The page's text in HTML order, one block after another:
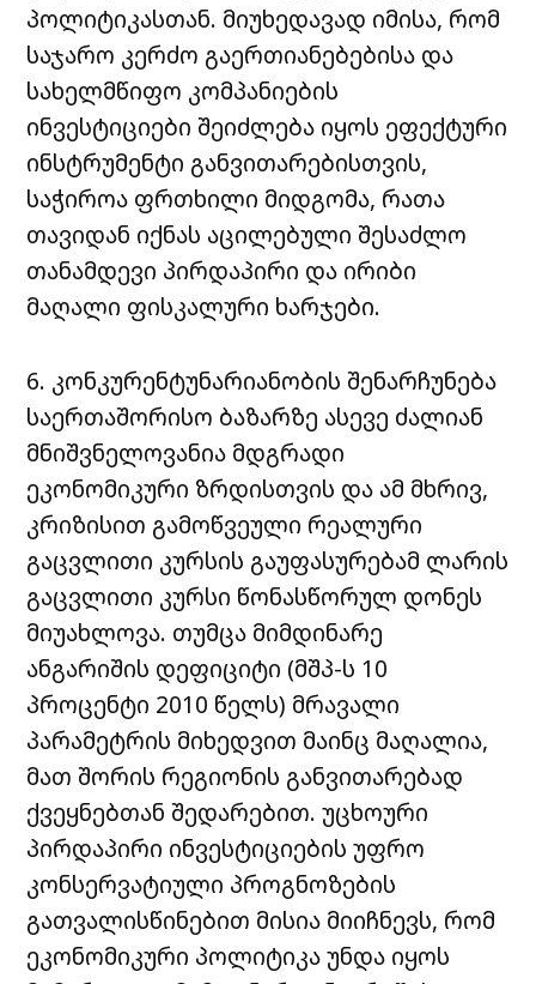
პოლიტიკასთან. მიუხედავად იმისა, რომ
საჯარო კერძო გაერთიანებებისა და
სახელმწიფო კომპანიების
ინვესტიციები შეიძლება იყოს ეფექტური
ინსტრუმენტი განვითარებისთვის,
საჭიროა ფრთხილი მიდგომა, რათა
თავიდან იქნას აცილებული შესაძლო
თანამდევი პირდაპირი და ირიბი
მაღალი ფისკალური ხარჯები.
6. კონკურენტუნარიანობის შენარჩუნება
საერთაშორისო ბაზარზე ასევე ძალიან
მნიშვნელოვანია მდგრადი
ეკონომიკური ზრდისთვის და ამ მხრივ,
კრიზისით გამოწვეული რეალური
გაცვლითი კურსის გაუფასურებამ ლარის
გაცვლითი კურსი წონასწორულ დონეს
მიუახლოვა. თუმცა მიმდინარე
ანგარიშის დეფიციტი (მშპ-ს 10
პროცენტი 2010 წელს) მრავალი
პარამეტრის მიხედვით მაინც მაღალია,
მათ შორის რეგიონის განვითარებად
ქვეყნებთან შედარებით. უცხოური
პირდაპირი ინვესტიციების უფრო
კონსერვატიული პროგნოზების
გათვალისწინებით მისია მიიჩნევს, რომ
ეკონომიკური პოლიტიკა უნდა იყოს